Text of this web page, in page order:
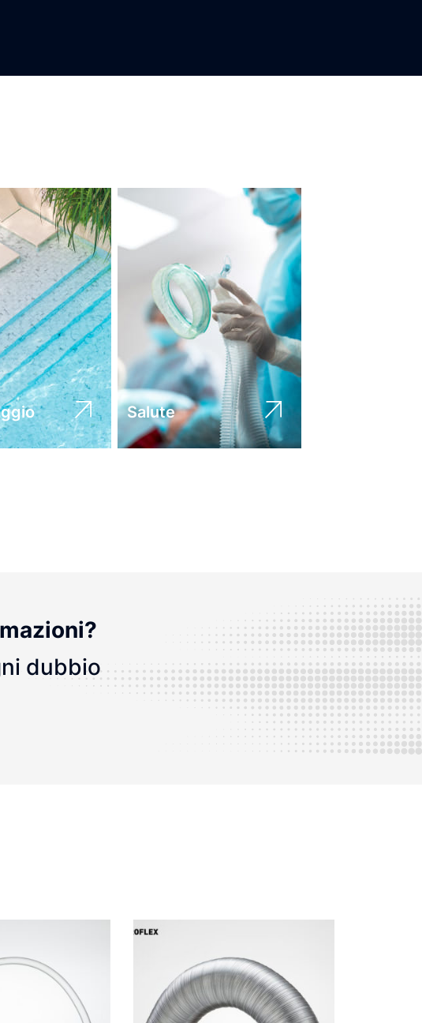
Salute
dubbio